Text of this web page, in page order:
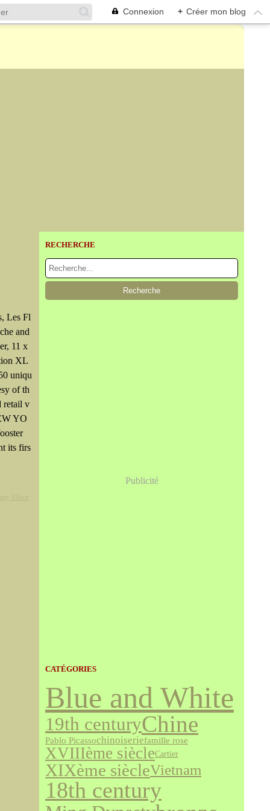
Connexion + Créer mon blog
Les Fl
and
11 x
XL
uniqu
of th
retail v
YO
its firs
RECHERCHE
Publicité
CATÉGORIES
Blue and White
19th centuryChine
Pablo Picassochinoiseriefamille rose
XVIIIème siècleCartier
XIXème siècleVietnam
18th century